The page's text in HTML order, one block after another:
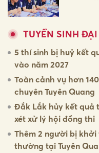
TUYỂN SINH
5 thí sinh bị huỷ kết
vào năm 2027
Toàn cảnh vụ hơn
chuyên Tuyên Quang
Đắk Lắk hủy kết quả
xét xử lý hội đồng thi
Thêm 2 người bị
thường tại Tuyên